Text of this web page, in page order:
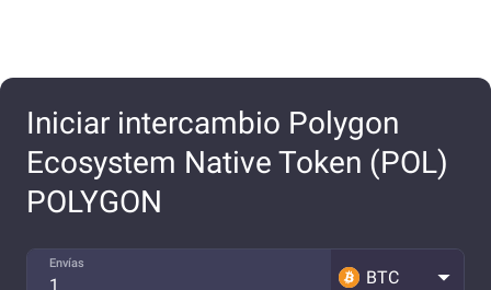
Iniciar intercambio Polygon
Ecosystem Native Token (POL)
POLYGON
Envías
BTC